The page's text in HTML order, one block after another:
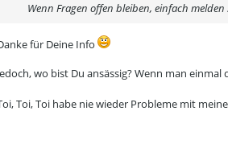
Wenn Fragen offen bleiben, einfach melden
für Deine Info
wo bist Du ansässig? Wenn man
Toi, Toi habe nie wieder Probleme mit